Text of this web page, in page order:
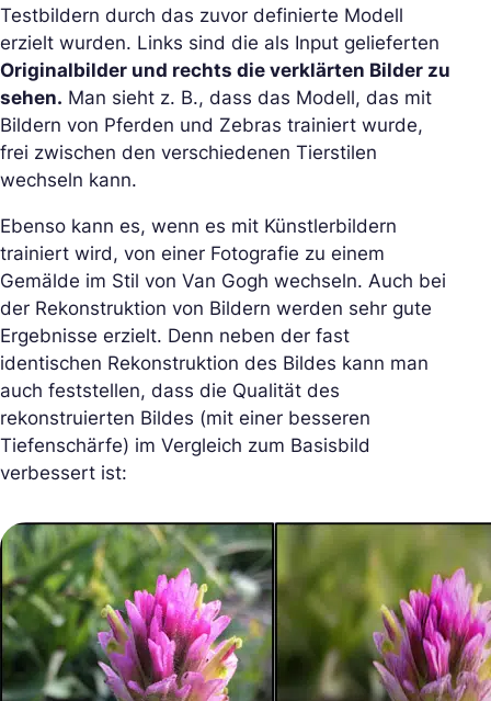
Testbildern durch das zuvor definierte Modell
erzielt wurden. Links sind die als Input gelieferten
Originalbilder und rechts die verklärten Bilder zu
sehen. Man sieht z. B., dass das Modell, das mit
Bildern von Pferden und Zebras trainiert wurde,
frei zwischen den verschiedenen Tierstilen
wechseln kann.
Ebenso kann es, wenn es mit Künstlerbildern
trainiert wird, von einer Fotografie zu einem
Gemälde im Stil von Van Gogh wechseln. Auch bei
der Rekonstruktion von Bildern werden sehr gute
Ergebnisse erzielt. Denn neben der fast
identischen Rekonstruktion des Bildes kann man
auch feststellen, dass die Qualität des
rekonstruierten Bildes (mit einer besseren
Tiefenschärfe) im Vergleich zum Basisbild
verbessert ist: